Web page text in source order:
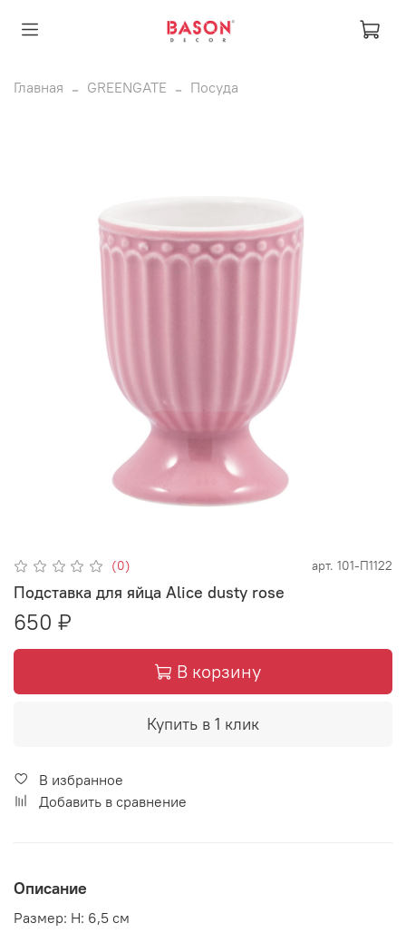
Главная GREENGATE Посуда
(0) арт. 101-П1122
Подставка для яйца Alice dusty rose
650 ₽
В корзину
Купить в 1 клик
В избранное
Добавить в сравнение
Описание
Размер: H: 6,5 см